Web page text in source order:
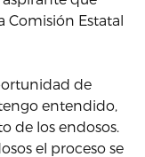
Comisión Estatal
de
entendido,
de los endosos.
el proceso se